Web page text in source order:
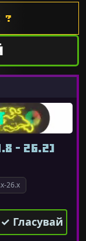
?
26.x
- 26.2]
✓ Гласувай